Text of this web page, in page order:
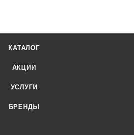
КАТАЛОГ
АКЦИИ
УСЛУГИ
БРЕНДЫ